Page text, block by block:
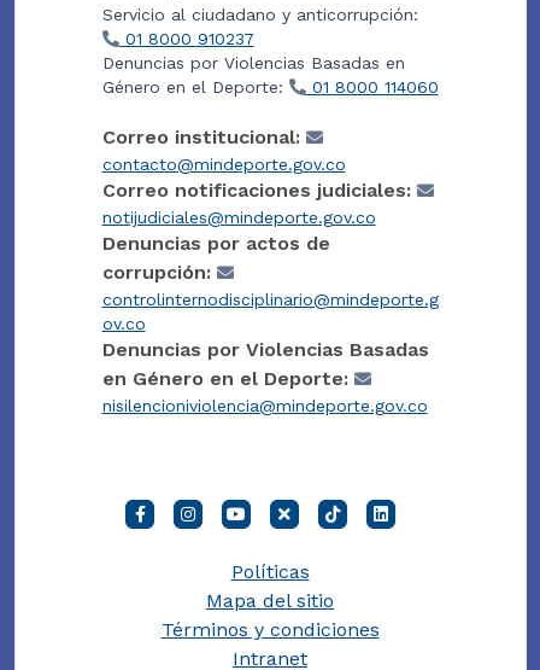
Servicio al ciudadano y anticorrupción:
01 8000 910237
Denuncias por Violencias Basadas en
Género en el Deporte:
01 8000 114060
Correo institucional:
contacto@mindeporte.gov.co
Correo notificaciones judiciales:
notijudiciales@mindeporte.gov.co
Denuncias por actos de
corrupción:
controlinternodisciplinario@mindeporte.g
ov.co
Denuncias por Violencias Basadas
en Género en el Deporte:
nisilencioniviolencia@mindeporte.gov.co
Políticas
Mapa del sitio
Términos y condiciones
Intranet